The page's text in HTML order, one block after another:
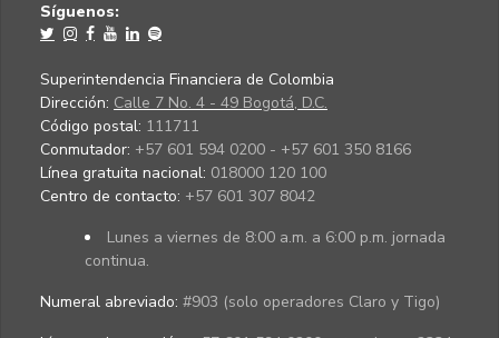
Síguenos:
Superintendencia Financiera de Colombia
Dirección: Calle 7 No. 4 - 49 Bogotá, D.C.
Código postal: 111711
Conmutador: +57 601 594 0200 - +57 601 350 8166
Línea gratuita nacional: 018000 120 100
Centro de contacto: +57 601 307 8042
Lunes a viernes de 8:00 a.m. a 6:00 p.m. jornada
continua.
Numeral abreviado: #903 (solo operadores Claro y Tigo)